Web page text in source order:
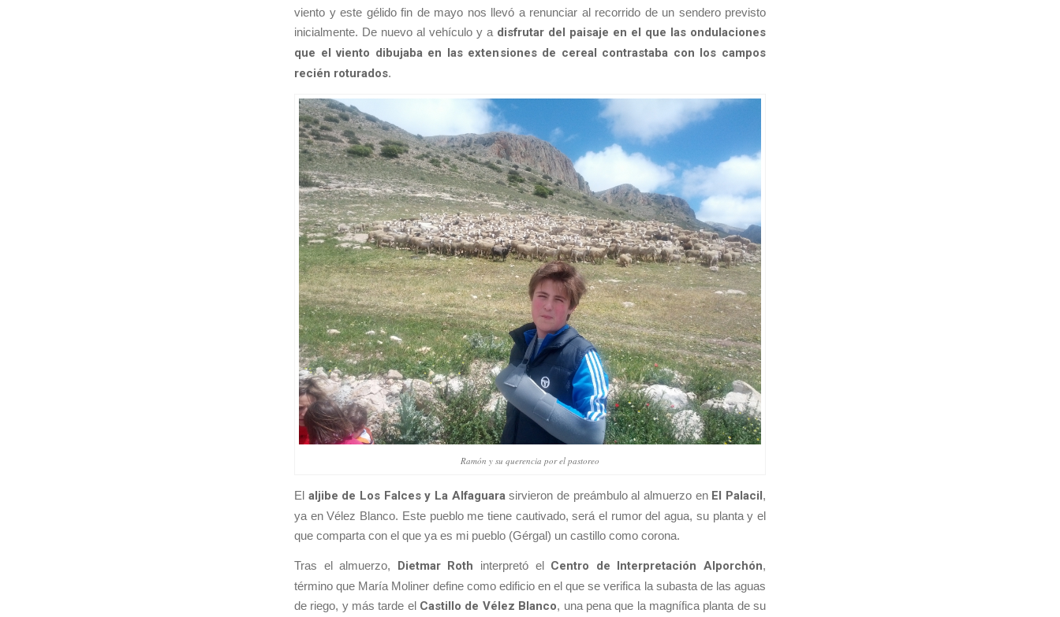
viento y este gélido fin de mayo nos llevó a renunciar al recorrido de un sendero previsto
inicialmente. De nuevo al vehículo y a disfrutar del paisaje en el que las ondulaciones
que el viento dibujaba en las extensiones de cereal contrastaba con los campos
recién roturados.
Ramón y su querencia por el pastoreo
El aljibe de Los Falces y La Alfaguara sirvieron de preámbulo al almuerzo en El Palacil,
ya en Vélez Blanco. Este pueblo me tiene cautivado, será el rumor del agua, su planta y el
que comparta con el que ya es mi pueblo (Gérgal) un castillo como corona.
Tras el almuerzo, Dietmar Roth interpretó el Centro de Interpretación Alporchón,
término que María Moliner define como edificio en el que se verifica la subasta de las aguas
de riego, y más tarde el Castillo de Vélez Blanco, una pena que la magnífica planta de su